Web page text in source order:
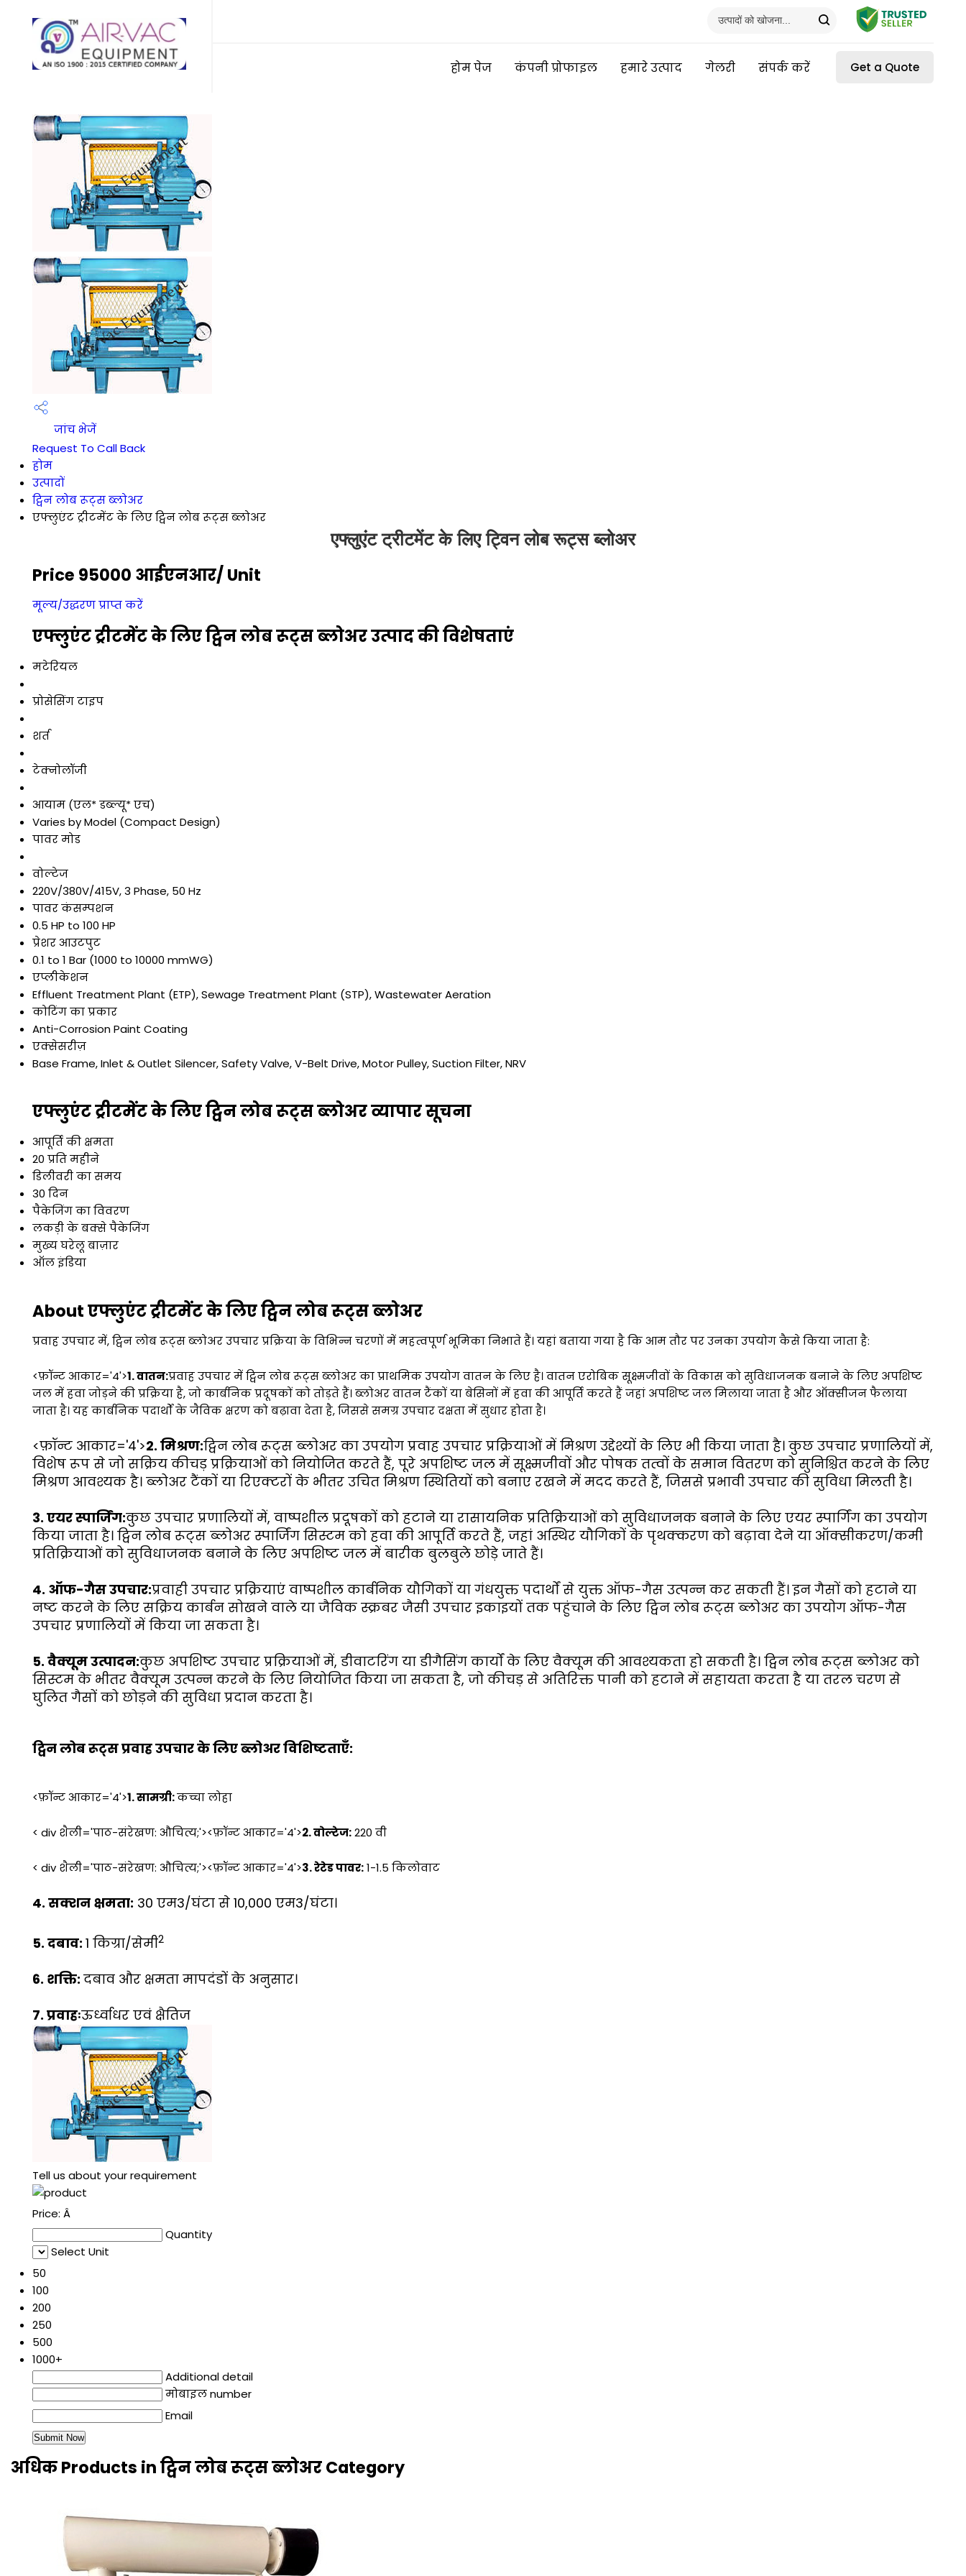
Get a Quote
होम पेज कंपनी प्रोफाइल हमारे उत्पाद गेलरी संपर्क करें
जांच भेजें
Request To Call Back
होम
उत्पादों
ट्विन लोब रूट्स ब्लोअर
एफ्लुएंट ट्रीटमेंट के लिए ट्विन लोब रूट्स ब्लोअर
एफ्लुएंट ट्रीटमेंट के लिए ट्विन लोब रूट्स ब्लोअर
Price 95000 आईएनआर/ Unit
मूल्य/उद्धरण प्राप्त करें
एफ्लुएंट ट्रीटमेंट के लिए ट्विन लोब रूट्स ब्लोअर उत्पाद की विशेषताएं
मटेरियल
प्रोसेसिंग टाइप
शर्त
टेक्नोलॉजी
आयाम (एल* डब्ल्यू* एच)
Varies by Model (Compact Design)
पावर मोड
वोल्टेज
220V/380V/415V, 3 Phase, 50 Hz
पावर कंसम्पशन
0.5 HP to 100 HP
प्रेशर आउटपुट
0.1 to 1 Bar (1000 to 10000 mmWG)
एप्लीकेशन
Effluent Treatment Plant (ETP), Sewage Treatment Plant (STP), Wastewater Aeration
कोटिंग का प्रकार
Anti-Corrosion Paint Coating
एक्सेसरीज़
Base Frame, Inlet & Outlet Silencer, Safety Valve, V-Belt Drive, Motor Pulley, Suction Filter, NRV
एफ्लुएंट ट्रीटमेंट के लिए ट्विन लोब रूट्स ब्लोअर व्यापार सूचना
आपूर्ति की क्षमता
20 प्रति महीने
डिलीवरी का समय
30 दिन
पैकेजिंग का विवरण
लकड़ी के बक्से पैकेजिंग
मुख्य घरेलू बाज़ार
ऑल इंडिया
About एफ्लुएंट ट्रीटमेंट के लिए ट्विन लोब रूट्स ब्लोअर
प्रवाह उपचार में, ट्विन लोब रूट्स ब्लोअर उपचार प्रक्रिया के विभिन्न चरणों में महत्वपूर्ण भूमिका निभाते हैं। यहां बताया गया है कि आम तौर पर उनका उपयोग कैसे किया जाता है:
<फ़ॉन्ट आकार='4'>1. वातन:प्रवाह उपचार में ट्विन लोब रूट्स ब्लोअर का प्राथमिक उपयोग वातन के लिए है। वातन एरोबिक सूक्ष्मजीवों के विकास को सुविधाजनक बनाने के लिए अपशिष्ट
जल में हवा जोड़ने की प्रक्रिया है, जो कार्बनिक प्रदूषकों को तोड़ते हैं। ब्लोअर वातन टैंकों या बेसिनों में हवा की आपूर्ति करते हैं जहां अपशिष्ट जल मिलाया जाता है और ऑक्सीजन फैलाया
जाता है। यह कार्बनिक पदार्थों के जैविक क्षरण को बढ़ावा देता है, जिससे समग्र उपचार दक्षता में सुधार होता है।
<फ़ॉन्ट आकार='4'>2. मिश्रण:ट्विन लोब रूट्स ब्लोअर का उपयोग प्रवाह उपचार प्रक्रियाओं में मिश्रण उद्देश्यों के लिए भी किया जाता है। कुछ उपचार प्रणालियों में,
विशेष रूप से जो सक्रिय कीचड़ प्रक्रियाओं को नियोजित करते हैं, पूरे अपशिष्ट जल में सूक्ष्मजीवों और पोषक तत्वों के समान वितरण को सुनिश्चित करने के लिए
मिश्रण आवश्यक है। ब्लोअर टैंकों या रिएक्टरों के भीतर उचित मिश्रण स्थितियों को बनाए रखने में मदद करते हैं, जिससे प्रभावी उपचार की सुविधा मिलती है।
3. एयर स्पार्जिंग:कुछ उपचार प्रणालियों में, वाष्पशील प्रदूषकों को हटाने या रासायनिक प्रतिक्रियाओं को सुविधाजनक बनाने के लिए एयर स्पार्गिंग का उपयोग
किया जाता है। ट्विन लोब रूट्स ब्लोअर स्पार्जिंग सिस्टम को हवा की आपूर्ति करते हैं, जहां अस्थिर यौगिकों के पृथक्करण को बढ़ावा देने या ऑक्सीकरण/कमी
प्रतिक्रियाओं को सुविधाजनक बनाने के लिए अपशिष्ट जल में बारीक बुलबुले छोड़े जाते हैं।
4. ऑफ-गैस उपचार:प्रवाही उपचार प्रक्रियाएं वाष्पशील कार्बनिक यौगिकों या गंधयुक्त पदार्थों से युक्त ऑफ-गैस उत्पन्न कर सकती हैं। इन गैसों को हटाने या
नष्ट करने के लिए सक्रिय कार्बन सोखने वाले या जैविक स्क्रबर जैसी उपचार इकाइयों तक पहुंचाने के लिए ट्विन लोब रूट्स ब्लोअर का उपयोग ऑफ-गैस
उपचार प्रणालियों में किया जा सकता है।
5. वैक्यूम उत्पादन:कुछ अपशिष्ट उपचार प्रक्रियाओं में, डीवाटरिंग या डीगैसिंग कार्यों के लिए वैक्यूम की आवश्यकता हो सकती है। ट्विन लोब रूट्स ब्लोअर को
सिस्टम के भीतर वैक्यूम उत्पन्न करने के लिए नियोजित किया जा सकता है, जो कीचड़ से अतिरिक्त पानी को हटाने में सहायता करता है या तरल चरण से
घुलित गैसों को छोड़ने की सुविधा प्रदान करता है।
ट्विन लोब रूट्स प्रवाह उपचार के लिए ब्लोअर विशिष्टताएँ:
<फ़ॉन्ट आकार='4'>1. सामग्री:कच्चा लोहा
< div शैली='पाठ-संरेखण: औचित्य;'><फ़ॉन्ट आकार='4'>2. वोल्टेज:220 वी
< div शैली='पाठ-संरेखण: औचित्य;'><फ़ॉन्ट आकार='4'>3. रेटेड पावर:1-1.5 किलोवाट
4. सक्शन क्षमता: 30 एम3/घंटा से 10,000 एम3/घंटा।
5. दबाव: 1 किग्रा/सेमी2
6. शक्ति: दबाव और क्षमता मापदंडों के अनुसार।
7. प्रवाहःऊर्ध्वाधर एवं क्षैतिज
Tell us about your requirement
Price: Â
Quantity
Select Unit
50
100
200
250
500
1000+
Additional detail
मोबाइल number
Email
अधिक Products in ट्विन लोब रूट्स ब्लोअर Category